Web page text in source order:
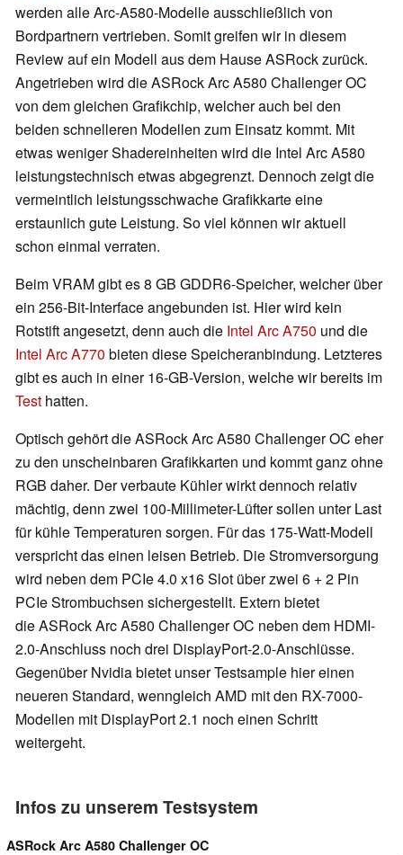
werden alle Arc-A580-Modelle ausschließlich von
Bordpartnern vertrieben. Somit greifen wir in diesem
Review auf ein Modell aus dem Hause ASRock zurück.
Angetrieben wird die ASRock Arc A580 Challenger OC
von dem gleichen Grafikchip, welcher auch bei den
beiden schnelleren Modellen zum Einsatz kommt. Mit
etwas weniger Shadereinheiten wird die Intel Arc A580
leistungstechnisch etwas abgegrenzt. Dennoch zeigt die
vermeintlich leistungsschwache Grafikkarte eine
erstaunlich gute Leistung. So viel können wir aktuell
schon einmal verraten.
Beim VRAM gibt es 8 GB GDDR6-Speicher, welcher über
ein 256-Bit-Interface angebunden ist. Hier wird kein
Rotstift angesetzt, denn auch die Intel Arc A750 und die
Intel Arc A770 bieten diese Speicheranbindung. Letzteres
gibt es auch in einer 16-GB-Version, welche wir bereits im
Test hatten.
Optisch gehört die ASRock Arc A580 Challenger OC eher
zu den unscheinbaren Grafikkarten und kommt ganz ohne
RGB daher. Der verbaute Kühler wirkt dennoch relativ
mächtig, denn zwei 100-Millimeter-Lüfter sollen unter Last
für kühle Temperaturen sorgen. Für das 175-Watt-Modell
verspricht das einen leisen Betrieb. Die Stromversorgung
wird neben dem PCIe 4.0 x16 Slot über zwei 6 + 2 Pin
PCIe Strombuchsen sichergestellt. Extern bietet
die ASRock Arc A580 Challenger OC neben dem HDMI-
2.0-Anschluss noch drei DisplayPort-2.0-Anschlüsse.
Gegenüber Nvidia bietet unser Testsample hier einen
neueren Standard, wenngleich AMD mit den RX-7000-
Modellen mit DisplayPort 2.1 noch einen Schritt
weitergeht.
Infos zu unserem Testsystem
ASRock Arc A580 Challenger OC